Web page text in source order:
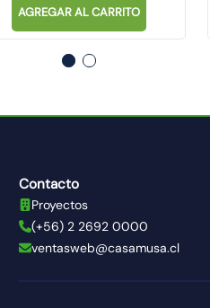
AGREGAR AL CARRITO
Contacto
Proyectos
(+56) 2 2692 0000
ventasweb@casamusa.cl